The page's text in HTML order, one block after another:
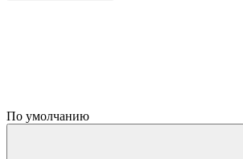
По умолчанию